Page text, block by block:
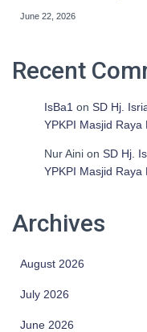
June 22, 2026
Recent
IsBa1 on SD Hj.
YPKPI Masjid Raya
Nur Aini on SD Hj.
YPKPI Masjid Raya
Archives
August 2026
July 2026
June 2026